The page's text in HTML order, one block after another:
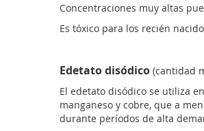
Concentraciones muy altas
Es tóxico para los recién
Edetato disódico (cantidad
El edetato disódico se utiliza
manganeso y cobre, que a
durante períodos de alta